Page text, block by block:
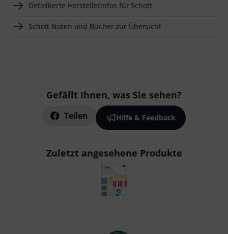
Detaillierte Herstellerinfos für Schott
Schott Noten und Bücher zur Übersicht
Gefällt Ihnen, was Sie sehen?
Teilen Hilfe & Feedback
Zuletzt angesehene Produkte